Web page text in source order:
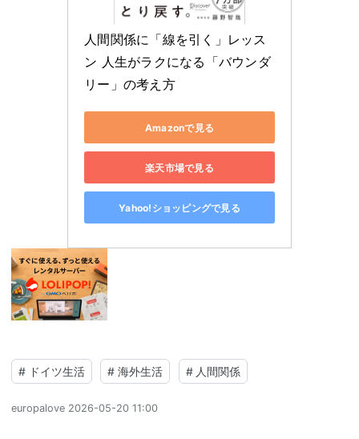
人間関係に「線を引く」レッス
ン 人生がラクになる「バウンダ
リー」の考え方
Amazonで見る
楽天市場で見る
Yahoo!ショッピングで見る
# ドイツ生活 # 海外生活 # 人間関係
europalove 2026-05-20 11:00